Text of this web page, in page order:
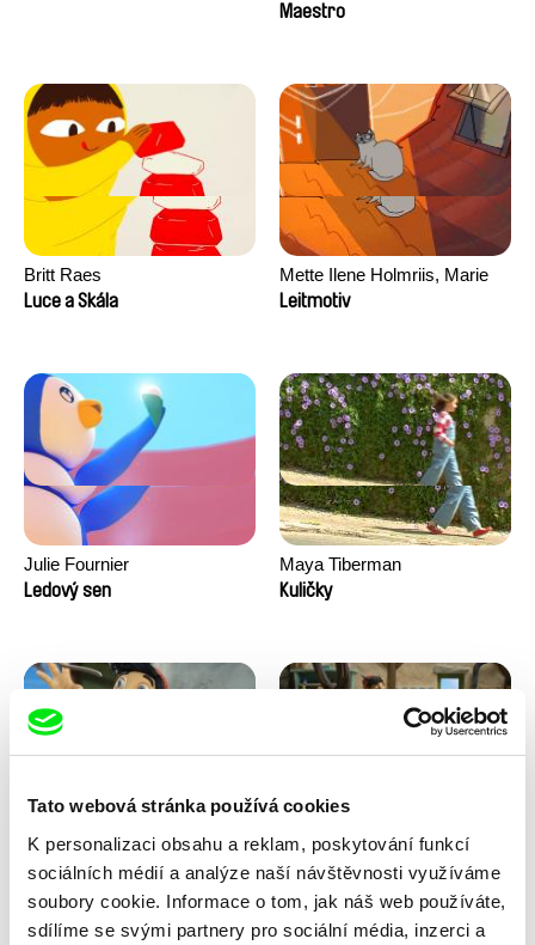
Tato webová stránka používá cookies
K personalizaci obsahu a reklam, poskytování funkcí
sociálních médií a analýze naší návštěvnosti využíváme
soubory cookie. Informace o tom, jak náš web používáte,
sdílíme se svými partnery pro sociální média, inzerci a
Maestro
Britt Raes
Luce a Skála
Mette Ilene Holmriis, Marie
Jørgensen, Jeanette
Leitmotiv
Julie Fournier
Ledový sen
Maya Tiberman
Kuličky
Kolja Saksida
Koyaa: Veselá vidlička
Kolja Saksida
Koyaa: Tancující ponožky